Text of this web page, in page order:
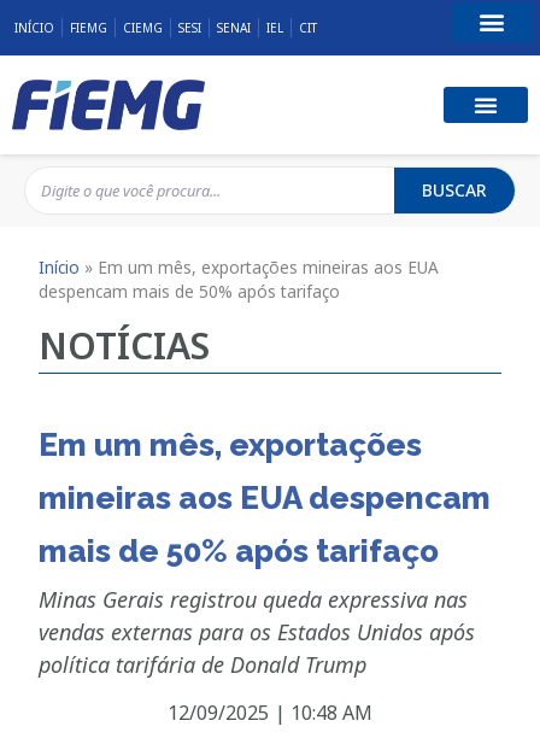
INÍCIO FIEMG CIEMG SESI SENAI IEL CIT
BUSCAR
Início » Em um mês, exportações mineiras aos EUA
despencam mais de 50% após tarifaço
NOTÍCIAS
Em um mês, exportações
mineiras aos EUA despencam
mais de 50% após tarifaço
Minas Gerais registrou queda expressiva nas
vendas externas para os Estados Unidos após
política tarifária de Donald Trump
12/09/2025 | 10:48 AM